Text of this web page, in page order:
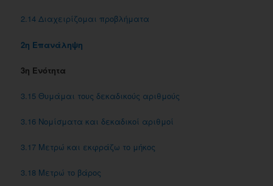
2.14 Διαχειρίζομαι προβλήματα
2η Επανάληψη
3η Ενότητα
3.15 Θυμάμαι τους δεκαδικούς αριθμούς
3.16 Νομίσματα και δεκαδικοί αριθμοί
3.17 Μετρώ και εκφράζω το μήκος
3.18 Μετρώ το βάρος